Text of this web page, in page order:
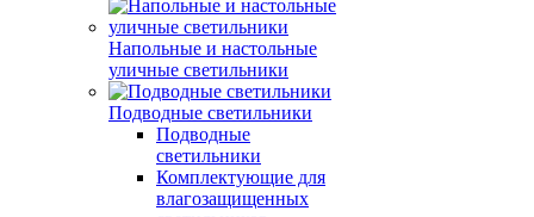
Напольные и настольные
уличные светильники
Подводные светильники
Подводные
светильники
Комплектующие для
влагозащищенных